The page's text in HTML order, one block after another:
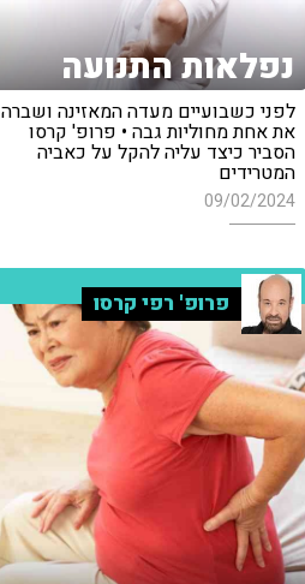
נפלאות התנועה
לפני כשבועיים מעדה המאזינה ושברה
את אחת מחוליות גבה • פרופ' קרסו
הסביר כיצד עליה להקל על כאביה
המטרידים
09/02/2024
פרופ' רפי קרסו